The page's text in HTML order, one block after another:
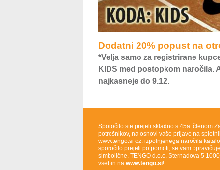
Dodatni 20% popust na
*Velja samo za registrirane
KIDS med postopkom naročila.
najkasneje do 9.12.
Sporočilo ste prejeli skladno s 45a. členom
potrošnikov, na osnovi vaše prijave na
www.tengo.si oz. izpolnjenega naročila
sporočilo prejeli po pomoti, se vam
simbolične. TENGO d.o.o. Sternadova 5
vsebin na www.tengo.si!